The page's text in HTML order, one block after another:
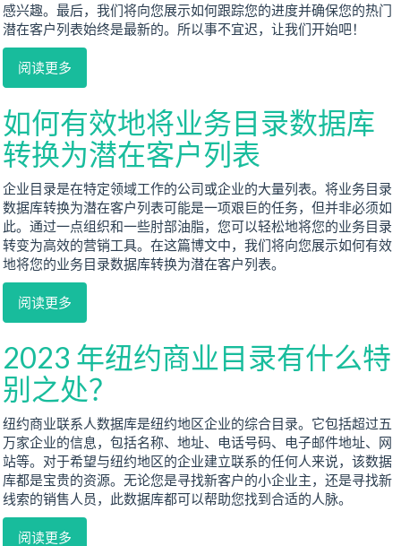
感兴趣。最后，我们将向您展示如何跟踪您的进度并确保您的热门
潜在客户列表始终是最新的。所以事不宜迟，让我们开始吧！
阅读更多
如何有效地将业务目录数据库
转换为潜在客户列表
企业目录是在特定领域工作的公司或企业的大量列表。将业务目录
数据库转换为潜在客户列表可能是一项艰巨的任务，但并非必须如
此。通过一点组织和一些肘部油脂，您可以轻松地将您的业务目录
转变为高效的营销工具。在这篇博文中，我们将向您展示如何有效
地将您的业务目录数据库转换为潜在客户列表。
阅读更多
2023 年纽约商业目录有什么特
别之处？
纽约商业联系人数据库是纽约地区企业的综合目录。它包括超过五
万家企业的信息，包括名称、地址、电话号码、电子邮件地址、网
站等。对于希望与纽约地区的企业建立联系的任何人来说，该数据
库都是宝贵的资源。无论您是寻找新客户的小企业主，还是寻找新
线索的销售人员，此数据库都可以帮助您找到合适的人脉。
阅读更多